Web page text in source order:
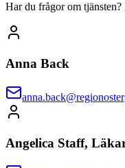
Har du frågor om tjänsten?
Anna Back
Angelica Staff,